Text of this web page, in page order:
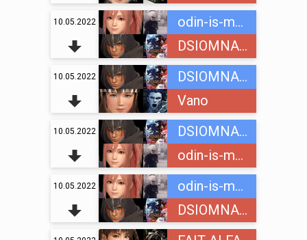
10.05.2022
odin-is-mnogih
DSIOMNAINC
10.05.2022
DSIOMNAINC
Vano
10.05.2022
DSIOMNAINC
odin-is-mnogih
10.05.2022
odin-is-mnogih
DSIOMNAINC